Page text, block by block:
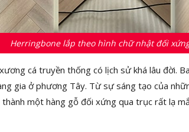
Herringbone lắp theo hình chữ nhật đối
cá truyền thống có lịch sử khá lâu đời.
gia ở phương Tây. Từ sự sáng tạo của
một hàng gỗ đối xứng qua trục rất lạ